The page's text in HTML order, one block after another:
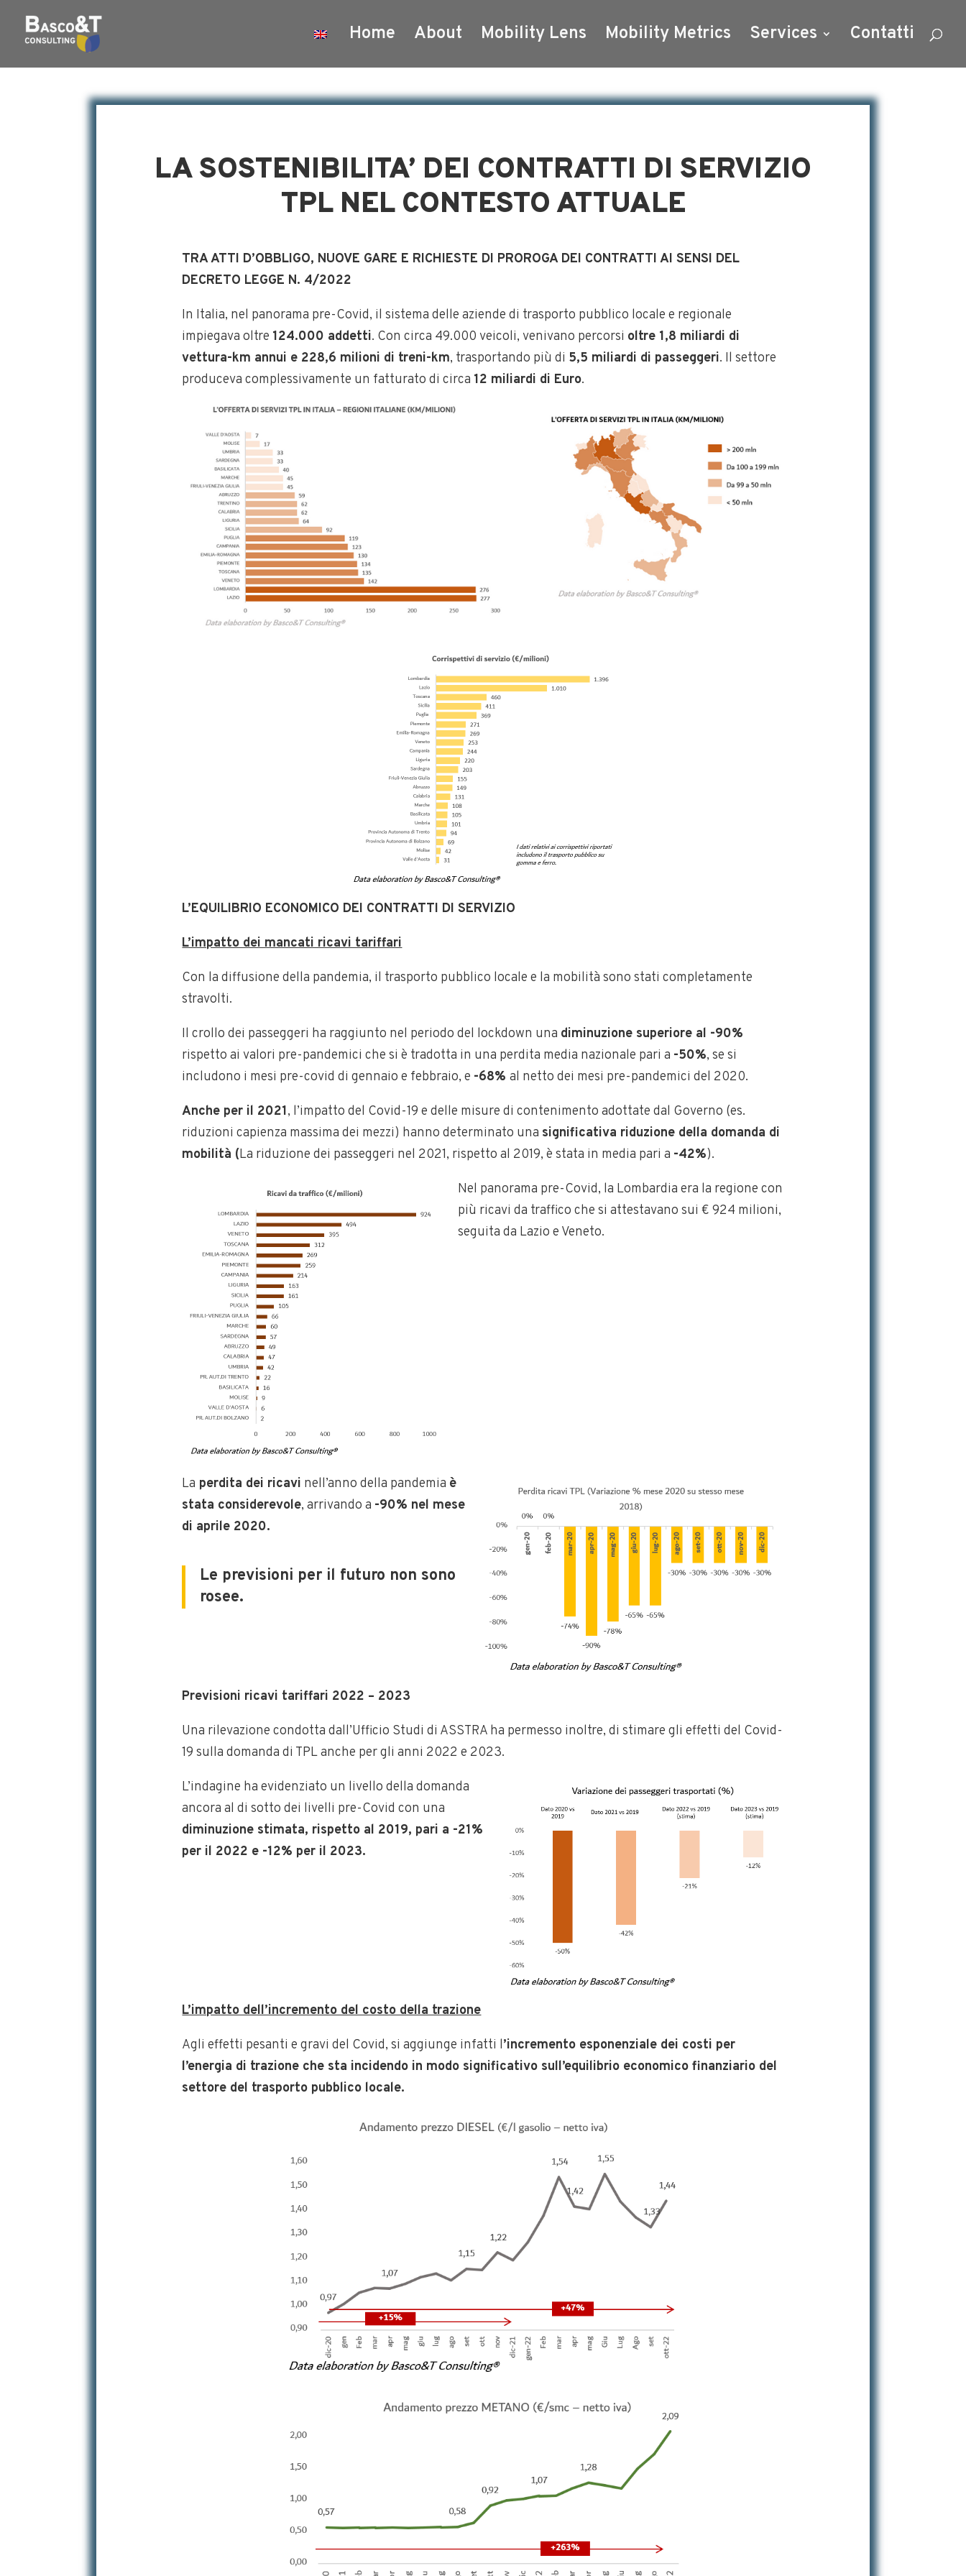
Home About Mobility Lens Mobility Metrics Services Contatti
LA SOSTENIBILITA’ DEI CONTRATTI DI SERVIZIO
TPL NEL CONTESTO ATTUALE
TRA ATTI D’OBBLIGO, NUOVE GARE E RICHIESTE DI PROROGA DEI CONTRATTI AI SENSI DEL
DECRETO LEGGE N. 4/2022
In Italia, nel panorama pre-Covid, il sistema delle aziende di trasporto pubblico locale e regionale
impiegava oltre 124.000 addetti. Con circa 49.000 veicoli, venivano percorsi oltre 1,8 miliardi di
vettura-km annui e 228,6 milioni di treni-km, trasportando più di 5,5 miliardi di passeggeri. Il settore
produceva complessivamente un fatturato di circa 12 miliardi di Euro.
L’EQUILIBRIO ECONOMICO DEI CONTRATTI DI SERVIZIO
L’impatto dei mancati ricavi tariffari
Con la diffusione della pandemia, il trasporto pubblico locale e la mobilità sono stati completamente
stravolti.
Il crollo dei passeggeri ha raggiunto nel periodo del lockdown una diminuzione superiore al -90%
rispetto ai valori pre-pandemici che si è tradotta in una perdita media nazionale pari a -50%, se si
includono i mesi pre-covid di gennaio e febbraio, e -68%al netto dei mesi pre-pandemici del 2020.
Anche per il 2021, l’impatto del Covid-19 e delle misure di contenimento adottate dal Governo (es.
riduzioni capienza massima dei mezzi) hanno determinato una significativa riduzione della domanda di
mobilità (La riduzione dei passeggeri nel 2021, rispetto al 2019, è stata in media pari a -42%).
Nel panorama pre-Covid, la Lombardia era la regione con
più ricavi da traffico che si attestavano sui € 924 milioni,
seguita da Lazio e Veneto.
La perdita dei ricavi nell’anno della pandemia è
stata considerevole, arrivando a -90% nel mese
di aprile 2020.
Le previsioni per il futuro non sono
rosee.
Previsioni ricavi tariffari 2022 – 2023
Una rilevazione condotta dall’Ufficio Studi di ASSTRA ha permesso inoltre, di stimare gli effetti del Covid-
19 sulla domanda di TPL anche per gli anni 2022 e 2023.
L’indagine ha evidenziato un livello della domanda
ancora al di sotto dei livelli pre-Covid con una
diminuzione stimata, rispetto al 2019, pari a -21%
per il 2022 e -12% per il 2023.
L’impatto dell’incremento del costo della trazione
Agli effetti pesanti e gravi del Covid, si aggiunge infatti l’incremento esponenziale dei costi per
l’energia di trazione che sta incidendo in modo significativo sull’equilibrio economico finanziario del
settore del trasporto pubblico locale.